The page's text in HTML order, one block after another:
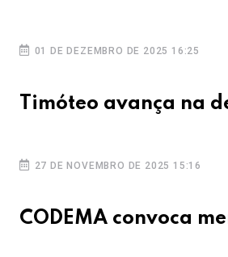
01 DE DEZEMBRO DE 2025 16:25
Timóteo avança na
27 DE NOVEMBRO DE 2025 15:16
CODEMA convoca